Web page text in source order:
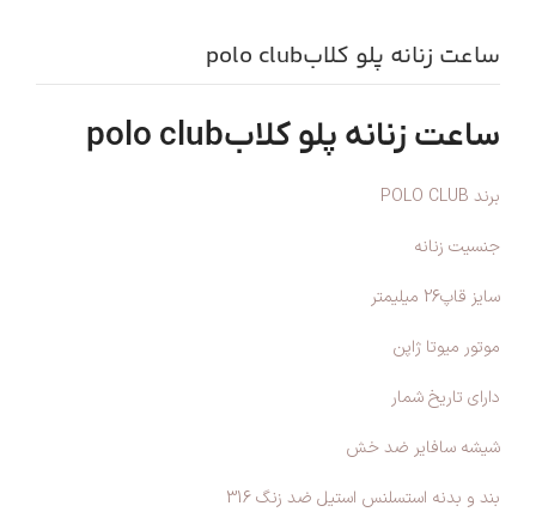
ساعت زنانه پلو کلابpolo club
ساعت زنانه پلو کلابpolo club
برند POLO CLUB
جنسیت زنانه
سایز قاپ26 میلیمتر
موتور میوتا ژاپن
دارای تاریخ شمار
شیشه سافایر ضد خش
بند و بدنه استسلنس استیل ضد زنگ 316